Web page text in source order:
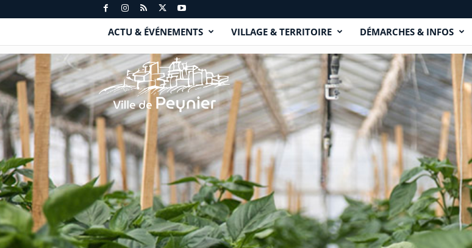
ACTU & ÉVÉNEMENTS VILLAGE & TERRITOIRE DÉMARCHES & INFOS
P
y
n
i
e
.